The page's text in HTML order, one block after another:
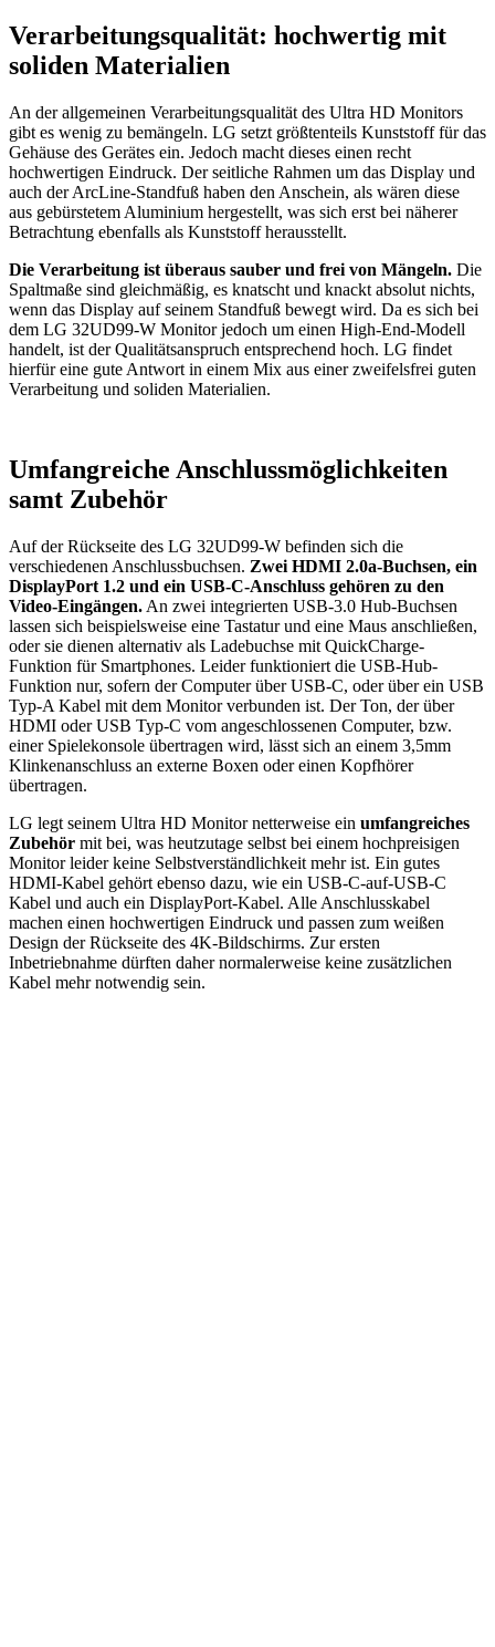
Verarbeitungsqualität: hochwertig mit
soliden Materialien
An der allgemeinen Verarbeitungsqualität des Ultra HD Monitors
gibt es wenig zu bemängeln. LG setzt größtenteils Kunststoff für das
Gehäuse des Gerätes ein. Jedoch macht dieses einen recht
hochwertigen Eindruck. Der seitliche Rahmen um das Display und
auch der ArcLine-Standfuß haben den Anschein, als wären diese
aus gebürstetem Aluminium hergestellt, was sich erst bei näherer
Betrachtung ebenfalls als Kunststoff herausstellt.
Die Verarbeitung ist überaus sauber und frei von Mängeln. Die
Spaltmaße sind gleichmäßig, es knatscht und knackt absolut nichts,
wenn das Display auf seinem Standfuß bewegt wird. Da es sich bei
dem LG 32UD99-W Monitor jedoch um einen High-End-Modell
handelt, ist der Qualitätsanspruch entsprechend hoch. LG findet
hierfür eine gute Antwort in einem Mix aus einer zweifelsfrei guten
Verarbeitung und soliden Materialien.
Umfangreiche Anschlussmöglichkeiten
samt Zubehör
Auf der Rückseite des LG 32UD99-W befinden sich die
verschiedenen Anschlussbuchsen. Zwei HDMI 2.0a-Buchsen, ein
DisplayPort 1.2 und ein USB-C-Anschluss gehören zu den
Video-Eingängen. An zwei integrierten USB-3.0 Hub-Buchsen
lassen sich beispielsweise eine Tastatur und eine Maus anschließen,
oder sie dienen alternativ als Ladebuchse mit QuickCharge-
Funktion für Smartphones. Leider funktioniert die USB-Hub-
Funktion nur, sofern der Computer über USB-C, oder über ein USB
Typ-A Kabel mit dem Monitor verbunden ist. Der Ton, der über
HDMI oder USB Typ-C vom angeschlossenen Computer, bzw.
einer Spielekonsole übertragen wird, lässt sich an einem 3,5mm
Klinkenanschluss an externe Boxen oder einen Kopfhörer
übertragen.
LG legt seinem Ultra HD Monitor netterweise ein umfangreiches
Zubehör mit bei, was heutzutage selbst bei einem hochpreisigen
Monitor leider keine Selbstverständlichkeit mehr ist. Ein gutes
HDMI-Kabel gehört ebenso dazu, wie ein USB-C-auf-USB-C
Kabel und auch ein DisplayPort-Kabel. Alle Anschlusskabel
machen einen hochwertigen Eindruck und passen zum weißen
Design der Rückseite des 4K-Bildschirms. Zur ersten
Inbetriebnahme dürften daher normalerweise keine zusätzlichen
Kabel mehr notwendig sein.